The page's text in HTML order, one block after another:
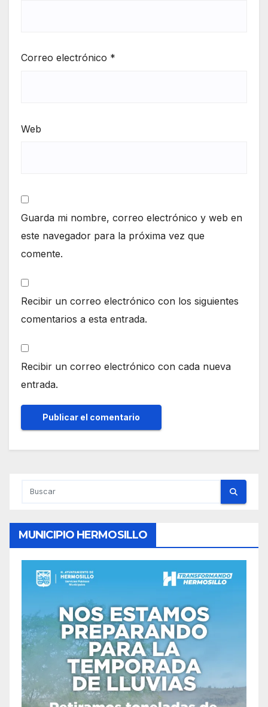
Correo electrónico *
Web
Guarda mi nombre, correo electrónico y web en
este navegador para la próxima vez que
comente.
Recibir un correo electrónico con los siguientes
comentarios a esta entrada.
Recibir un correo electrónico con cada nueva
entrada.
MUNICIPIO HERMOSILLO